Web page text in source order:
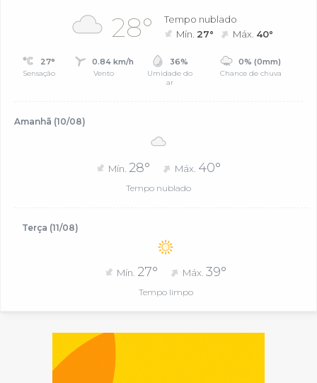
28°
Tempo nublado
Mín. 27° Máx. 40°
27°
Sensação
0.84 km/h
Vento
36%
Umidade do
ar
0% (0mm)
Chance de chuva
Amanhã (10/08)
Mín. 28° Máx. 40°
Tempo nublado
Terça (11/08)
Mín. 27° Máx.39°
Tempo limpo